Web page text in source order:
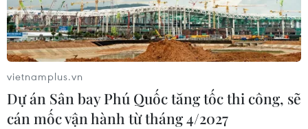
vietnamplus.vn
Dự án Sân bay Phú Quốc tăng tốc thi công, sẽ
cán mốc vận hành từ tháng 4/2027